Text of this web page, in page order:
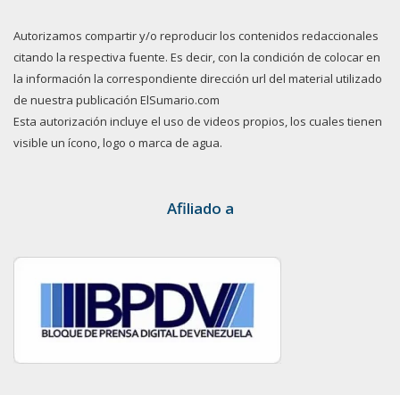
Autorizamos compartir y/o reproducir los contenidos redaccionales
citando la respectiva fuente. Es decir, con la condición de colocar en
la información la correspondiente dirección url del material utilizado
de nuestra publicación ElSumario.com
Esta autorización incluye el uso de videos propios, los cuales tienen
visible un ícono, logo o marca de agua.
Afiliado a